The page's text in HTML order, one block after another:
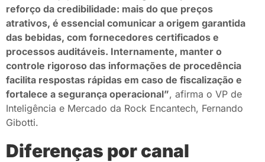
reforço da credibilidade: mais do que preços
atrativos, é essencial comunicar a origem garantida
das bebidas, com fornecedores certificados e
processos auditáveis. Internamente, manter o
controle rigoroso das informações de procedência
facilita respostas rápidas em caso de fiscalização e
fortalece a segurança operacional”, afirma o VP de
Inteligência e Mercado da Rock Encantech, Fernando
Gibotti.
Diferenças por canal